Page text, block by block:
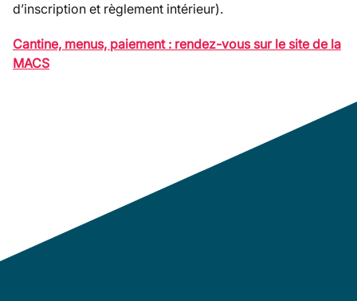
d’inscription et règlement intérieur).
Cantine, menus, paiement : rendez-vous sur le site de la
MACS